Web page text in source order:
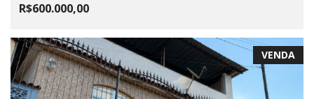
R$600.000,00
VENDA